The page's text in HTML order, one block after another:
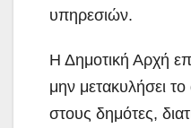
υπηρεσιών.
Η Δημοτική Αρχή
μην μετακυλήσει
στους δημότες,